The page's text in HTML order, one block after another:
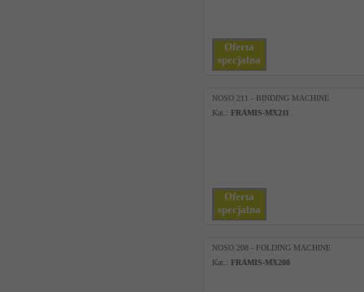
Oferta
specjalna
NOSO 211 - BINDING MACHINE
Kat.: FRAMIS-MX211
Oferta
specjalna
NOSO 208 - FOLDING MACHINE
Kat.: FRAMIS-MX208